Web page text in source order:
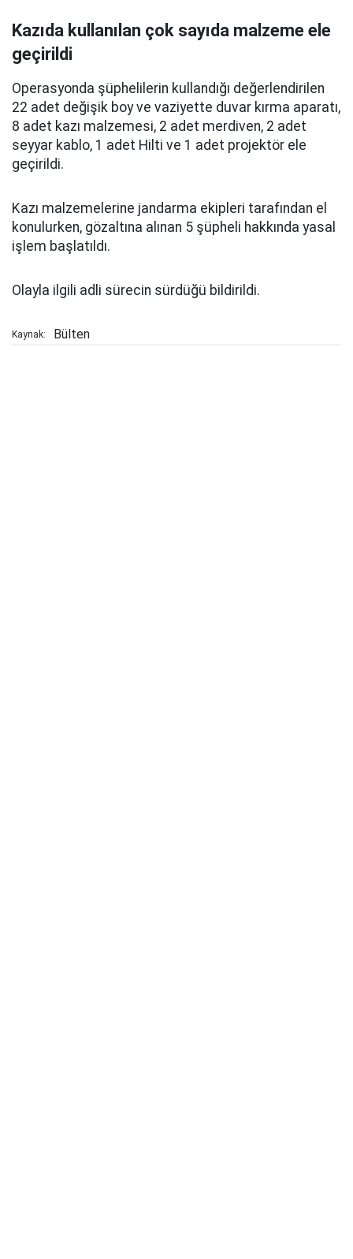
Kazıda kullanılan çok sayıda malzeme ele
geçirildi
Operasyonda şüphelilerin kullandığı değerlendirilen
22 adet değişik boy ve vaziyette duvar kırma aparatı,
8 adet kazı malzemesi, 2 adet merdiven, 2 adet
seyyar kablo, 1 adet Hilti ve 1 adet projektör ele
geçirildi.
Kazı malzemelerine jandarma ekipleri tarafından el
konulurken, gözaltına alınan 5 şüpheli hakkında yasal
işlem başlatıldı.
Olayla ilgili adli sürecin sürdüğü bildirildi.
Kaynak: Bülten